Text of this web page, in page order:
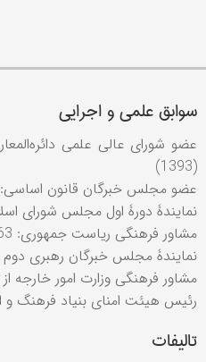
سوابق علمی و اجرایی
(1393)
عضو مجلس خبرگان قانون اساسی: 1358ش
نمايندۀ دورۀ اول مجلس شورای اسلامی:
مشاور فرهنگی رياست جمهوری: 1363-1368ش
نمايندۀ مجلس خبرگان رهبری دوم : 1369-
مشاور فرهنگی وزارت امور خارجه از 1368-1377ش
رئيس هيئت امنای بنياد فرهنگ و انديشۀ
تالیفات